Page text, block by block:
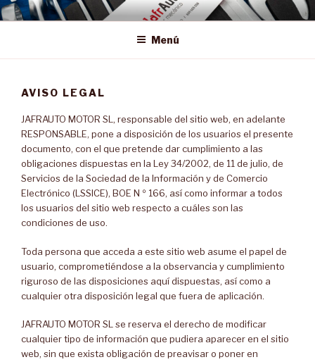
Saltar
al
Menú
AVISO LEGAL
JAFRAUTO MOTOR SL, responsable del sitio web, en adelante
RESPONSABLE, pone a disposición de los usuarios el presente
documento, con el que pretende dar cumplimiento a las
obligaciones dispuestas en la Ley 34/2002, de 11 de julio, de
Servicios de la Sociedad de la Información y de Comercio
Electrónico (LSSICE), BOE N º 166, así como informar a todos
los usuarios del sitio web respecto a cuáles son las
condiciones de uso.
Toda persona que acceda a este sitio web asume el papel de
usuario, comprometiéndose a la observancia y cumplimiento
riguroso de las disposiciones aquí dispuestas, así como a
cualquier otra disposición legal que fuera de aplicación.
JAFRAUTO MOTOR SL se reserva el derecho de modificar
cualquier tipo de información que pudiera aparecer en el sitio
web, sin que exista obligación de preavisar o poner en